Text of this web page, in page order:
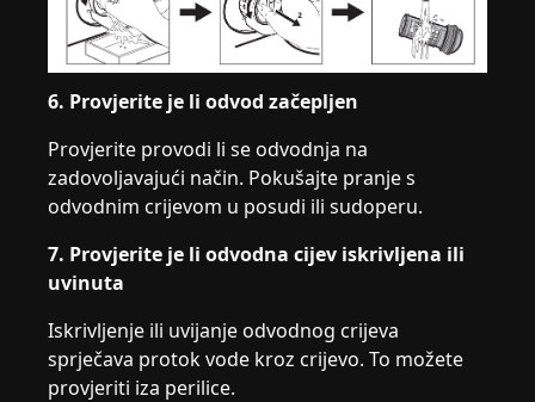
6. Provjerite je li odvod začepljen
Provjerite provodi li se odvodnja na
zadovoljavajući način. Pokušajte pranje s
odvodnim crijevom u posudi ili sudoperu.
7. Provjerite je li odvodna cijev iskrivljena ili
uvinuta
Iskrivljenje ili uvijanje odvodnog crijeva
sprječava protok vode kroz crijevo. To možete
provjeriti iza perilice.